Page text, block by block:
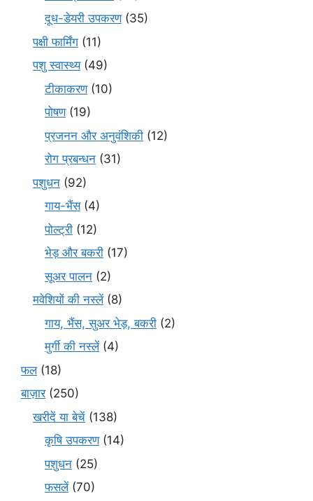
दूध-डेयरी उपकरण(35)
पक्षी फार्मिंग (11)
पशु स्वास्थ्य(49)
टीकाकरण(10)
पोषण(19)
प्रजनन और अनुवंशिकी (12)
रोग प्रबन्धन (31)
पशुधन (92)
गाय-भैंस(4)
पोल्ट्री (12)
भेड़ और बकरी (17)
सूअर पालन (2)
मवेशियों की नस्लें(8)
गाय, भैंस, सुअर भेड़, बकरी (2)
मुर्गी की नस्लें(4)
फल(18)
बाज़ार(250)
खरीदें या बेचें (138)
कृषि उपकरण(14)
पशुधन (25)
फसलें(70)